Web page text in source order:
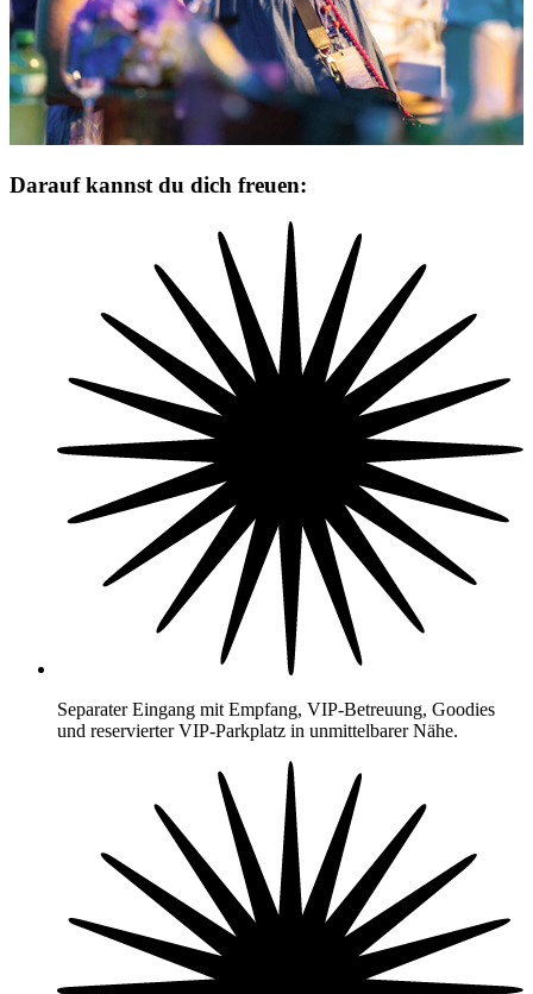
Darauf kannst du dich freuen:
Separater Eingang mit Empfang, VIP-Betreuung, Goodies
und reservierter VIP-Parkplatz in unmittelbarer Nähe.